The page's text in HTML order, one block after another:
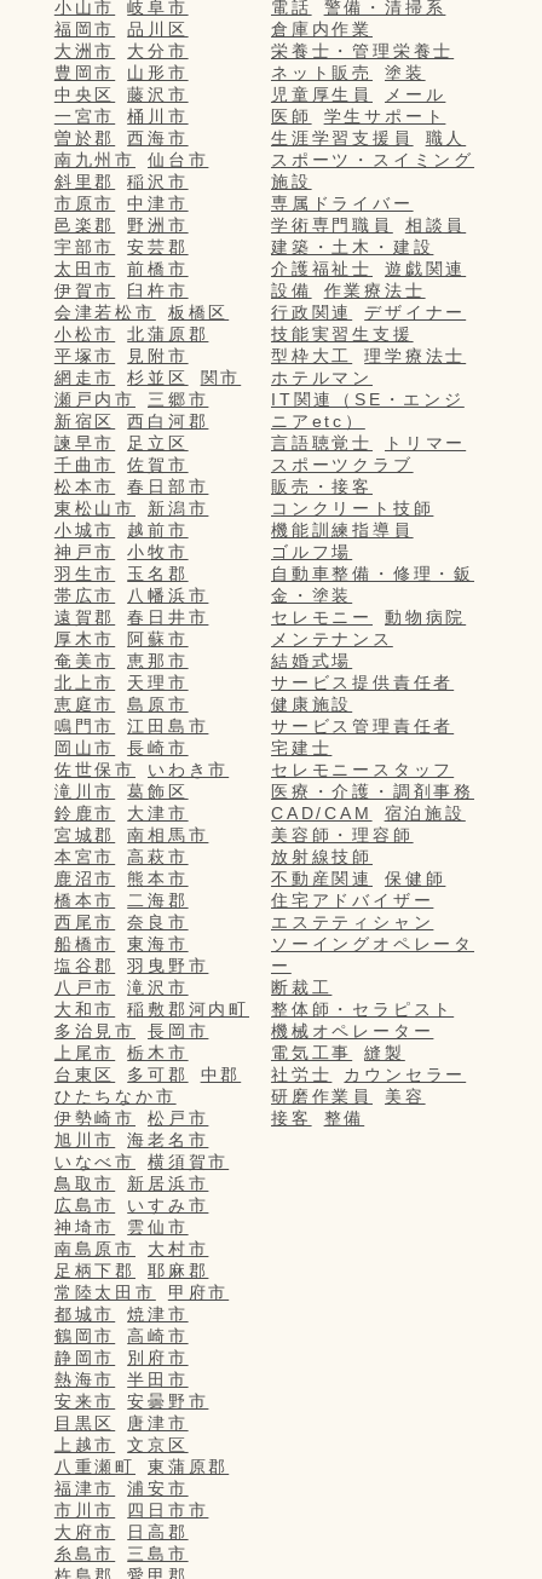
小山市
岐阜市
福岡市
品川区
大洲市
大分市
豊岡市
山形市
中央区
藤沢市
一宮市
桶川市
曽於郡
西海市
南九州市
仙台市
斜里郡
稲沢市
市原市
中津市
邑楽郡
野洲市
宇部市
安芸郡
太田市
前橋市
伊賀市
臼杵市
会津若松市
板橋区
小松市
北蒲原郡
平塚市
見附市
網走市
杉並区
関市
瀬戸内市
三郷市
新宿区
西白河郡
諫早市
足立区
千曲市
佐賀市
松本市
春日部市
東松山市
新潟市
小城市
越前市
神戸市
小牧市
羽生市
玉名郡
帯広市
八幡浜市
遠賀郡
春日井市
厚木市
阿蘇市
奄美市
恵那市
北上市
天理市
恵庭市
島原市
鳴門市
江田島市
岡山市
長崎市
佐世保市
いわき市
滝川市
葛飾区
鈴鹿市
大津市
宮城郡
南相馬市
本宮市
高萩市
鹿沼市
熊本市
橋本市
二海郡
西尾市
奈良市
船橋市
東海市
塩谷郡
羽曳野市
八戸市
滝沢市
大和市
稲敷郡河内町
多治見市
長岡市
上尾市
栃木市
台東区
多可郡
中郡
ひたちなか市
伊勢崎市
松戸市
旭川市
海老名市
いなべ市
横須賀市
鳥取市
新居浜市
広島市
いすみ市
神埼市
雲仙市
南島原市
大村市
足柄下郡
耶麻郡
常陸太田市
甲府市
都城市
焼津市
鶴岡市
高崎市
静岡市
別府市
熱海市
半田市
安来市
安曇野市
目黒区
唐津市
上越市
文京区
八重瀬町
東蒲原郡
福津市
浦安市
市川市
四日市市
大府市
日高郡
糸島市
三島市
杵島郡
愛甲郡
電話
警備・清掃系
倉庫内作業
栄養士・管理栄養士
ネット販売
塗装
児童厚生員
メール
医師
学生サポート
生涯学習支援員
職人
スポーツ・スイミング
施設
専属ドライバー
学術専門職員
相談員
建築・土木・建設
介護福祉士
遊戯関連
設備
作業療法士
行政関連
デザイナー
技能実習生支援
型枠大工
理学療法士
ホテルマン
IT関連（SE・エンジ
ニアetc）
言語聴覚士
トリマー
スポーツクラブ
販売・接客
コンクリート技師
機能訓練指導員
ゴルフ場
自動車整備・修理・鈑
金・塗装
セレモニー
動物病院
メンテナンス
結婚式場
サービス提供責任者
健康施設
サービス管理責任者
宅建士
セレモニースタッフ
医療・介護・調剤事務
CAD/CAM
宿泊施設
美容師・理容師
放射線技師
不動産関連
保健師
住宅アドバイザー
エステティシャン
ソーイングオペレータ
ー
断裁工
整体師・セラピスト
機械オペレーター
電気工事
縫製
社労士
カウンセラー
研磨作業員
美容
接客
整備